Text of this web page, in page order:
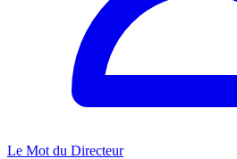
Le Mot du Directeur